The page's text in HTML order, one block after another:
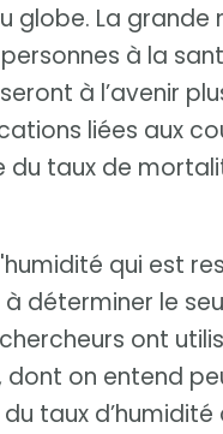
globe. La
à la
à l’avenir
liées aux
taux de
qui est
déterminer le
ont
dont on entend
taux